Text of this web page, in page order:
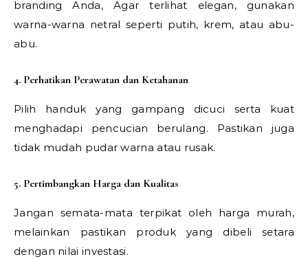
branding Anda, Agar terlihat elegan, gunakan
warna-warna netral seperti putih, krem, atau abu-
abu.
4. Perhatikan Perawatan dan Ketahanan
Pilih handuk yang gampang dicuci serta kuat
menghadapi pencucian berulang. Pastikan juga
tidak mudah pudar warna atau rusak.
5. Pertimbangkan Harga dan Kualitas
Jangan semata-mata terpikat oleh harga murah,
melainkan pastikan produk yang dibeli setara
dengan nilai investasi.